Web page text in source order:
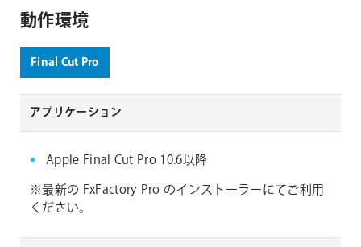
動作環境
Final Cut Pro
アプリケーション
Apple Final Cut Pro 10.6以降
※最新の FxFactory Pro のインストーラーにてご利用
ください。